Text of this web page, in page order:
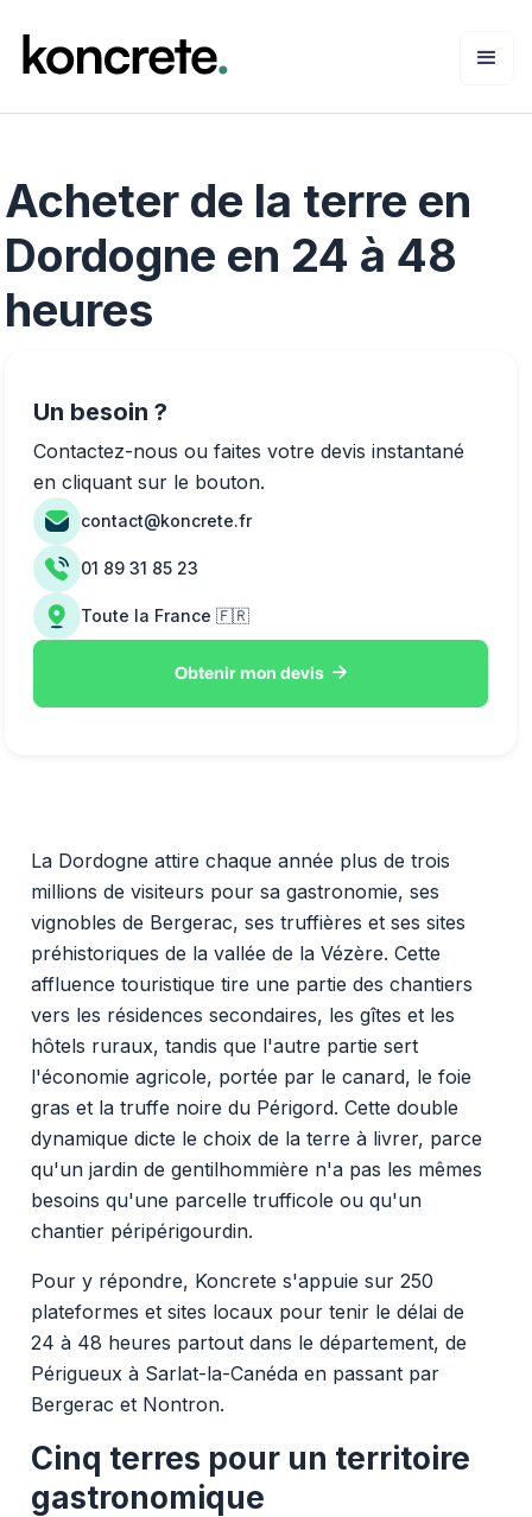
Acheter de la terre en
Dordogne en 24 à 48
heures
La Dordogne attire chaque année plus de trois
millions de visiteurs pour sa gastronomie, ses
vignobles de Bergerac, ses truffières et ses sites
préhistoriques de la vallée de la Vézère. Cette
affluence touristique tire une partie des chantiers
vers les résidences secondaires, les gîtes et les
hôtels ruraux, tandis que l'autre partie sert
l'économie agricole, portée par le canard, le foie
gras et la truffe noire du Périgord. Cette double
dynamique dicte le choix de la terre à livrer, parce
qu'un jardin de gentilhommière n'a pas les mêmes
besoins qu'une parcelle trufficole ou qu'un
chantier péripérigourdin.
Pour y répondre, Koncrete s'appuie sur 250
plateformes et sites locaux pour tenir le délai de
24 à 48 heures partout dans le département, de
Périgueux à Sarlat-la-Canéda en passant par
Bergerac et Nontron.
Cinq terres pour un territoire
gastronomique
Un besoin ?
Contactez-nous ou faites votre devis instantané
en cliquant sur le bouton.
contact@koncrete.fr
01 89 31 85 23
Toute la France 🇫🇷
Obtenir mon devis 